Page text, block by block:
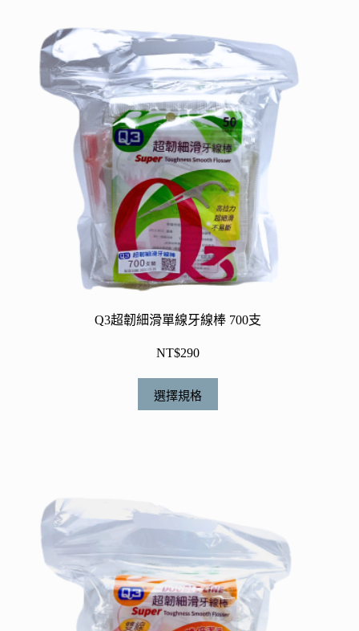
式。
可
在
產
品
頁
面
選
擇
選
項
Q3超韌細滑單線牙線棒 700支
NT$290
選擇規格
此
產
式。
在
產
品
頁